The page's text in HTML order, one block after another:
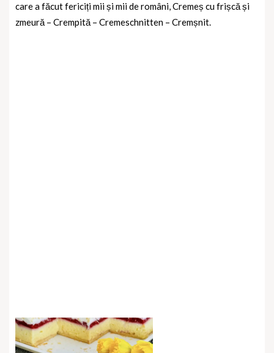
care a făcut fericiți mii și mii de români, Cremeș cu frișcă și
zmeură – Crempită – Cremeschnitten – Cremșnit.